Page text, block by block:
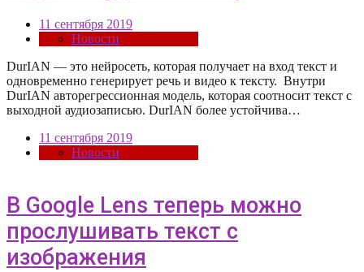
11 сентября 2019
Новости
DurIAN — это нейросеть, которая получает на вход текст и
одновременно генерирует речь и видео к тексту. Внутри
DurIAN авторегрессионная модель, которая соотносит текст с
выходной аудиозаписью. DurIAN более устойчива…
11 сентября 2019
Новости
В Google Lens теперь можно
прослушивать текст с
изображения